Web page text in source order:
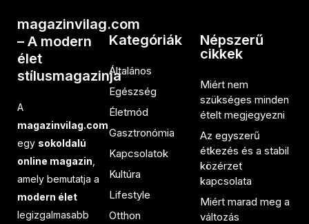
magazinvilag.com
– A modern
élet
stílusmagazinja
A
magazinvilag.com
egy sokoldalú
online magazin
amely bemutatja a
modern élet
legizgalmasabb
Kategóriák
Általános
Egészség
Életmód
Gasztronómia
Kapcsolatok
Kultúra
Lifestyle
Otthon
Népszerű
cikkek
Miért nem
szükséges minden
ételt megjegyezni
Az egyszerű
étkezés és a stabil
közérzet
kapcsolata
Miért marad meg a
változás